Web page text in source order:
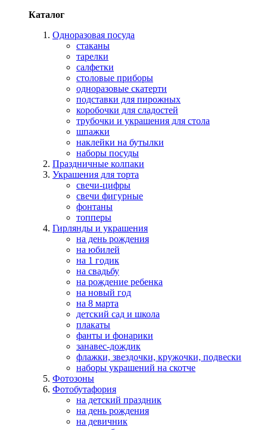
Каталог
Одноразовая посуда
стаканы
тарелки
салфетки
столовые приборы
одноразовые скатерти
подставки для пирожных
коробочки для сладостей
трубочки и украшения для стола
шпажки
наклейки на бутылки
наборы посуды
Праздничные колпаки
Украшения для торта
свечи-цифры
свечи фигурные
фонтаны
топперы
Гирлянды и украшения
на день рождения
на юбилей
на 1 годик
на свадьбу
на рождение ребенка
на новый год
на 8 марта
детский сад и школа
плакаты
фанты и фонарики
занавес-дождик
флажки, звездочки, кружочки, подвески
наборы украшений на скотче
Фотозоны
Фотобутафория
на детский праздник
на день рождения
на девичник